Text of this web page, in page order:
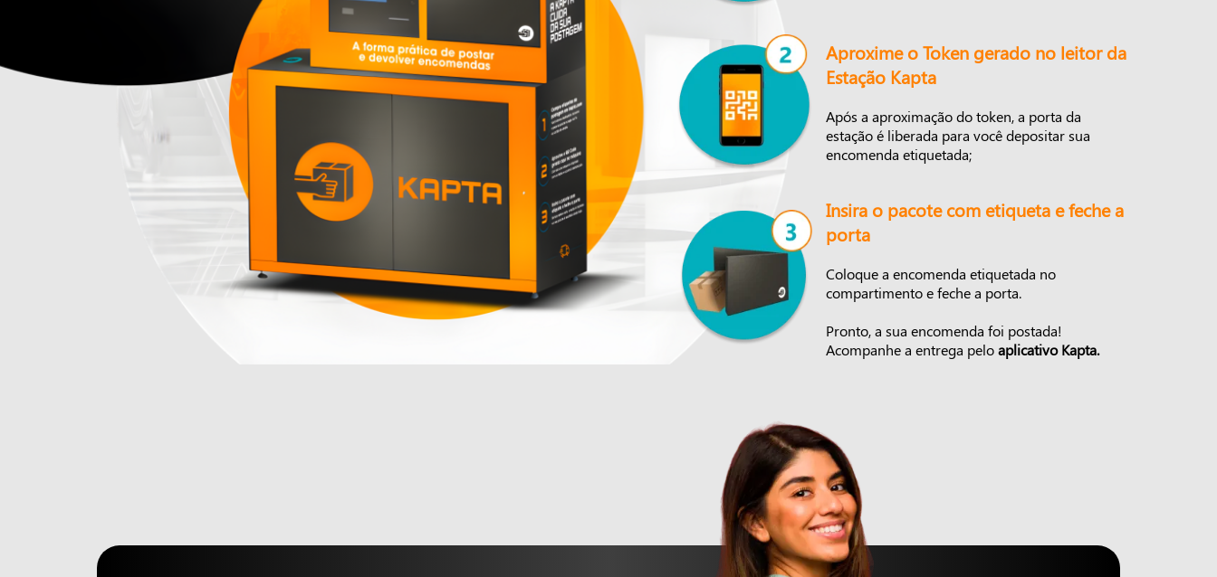
Aproxime o Token gerado no leitor da
Estação Kapta
Após a aproximação do token, a porta da
estação é liberada para você depositar sua
encomenda etiquetada;
Insira o pacote com etiqueta e feche a
porta
Coloque a encomenda etiquetada no
compartimento e feche a porta.
Pronto, a sua encomenda foi postada!
Acompanhe a entrega peloaplicativo Kapta.